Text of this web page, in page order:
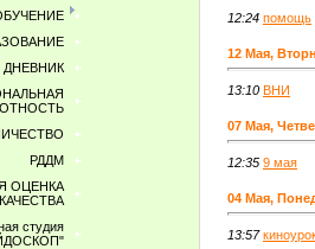
РДДМ
ОЦЕНКА
КАЧЕСТВА
студия
12:24 помощь
12 Мая,
13:10 ВНИ
07 Мая,
12:35 9 мая
04 Мая,
13:57